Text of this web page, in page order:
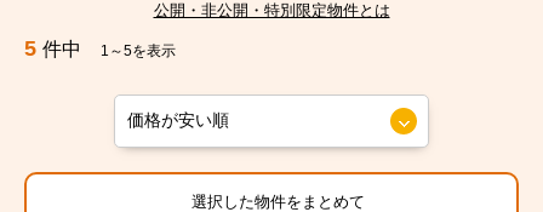
公開・非公開・特別限定物件とは
5 件中 1～5を表示
選択した物件をまとめて